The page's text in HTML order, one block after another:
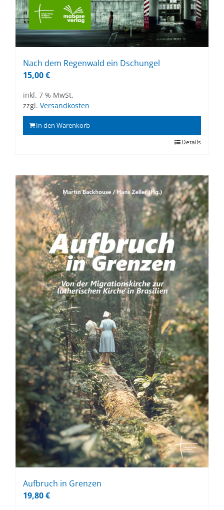
Nach dem Re­gen­wald ein Dschun­gel
15,00€
inkl. 7 % MwSt.
zzgl. Versandkosten
In den Warenkorb
Details
Auf­bruch in Gren­zen
19,80€